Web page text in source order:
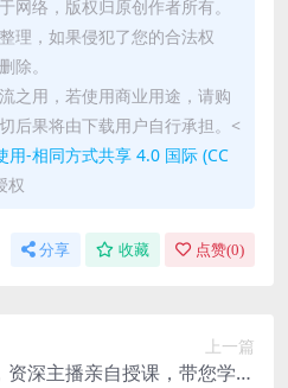
网络，版权归原创作者所有。
理，如果侵犯了您的合法权
除。
之用，若使用商业用途，请购
后果将由下载用户自行承担。<
用-相同方式共享 4.0 国际 (CC
权
分享 收藏 点赞(0)
上一篇
深主播亲自授课，带您学习